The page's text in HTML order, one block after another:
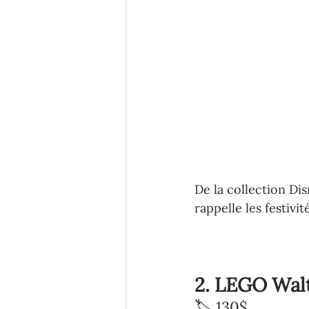
De la collection
rappelle les
2. LEGO